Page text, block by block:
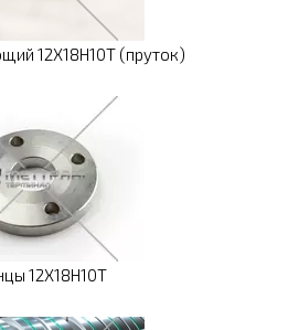
12Х18Н10Т (пруток)
12Х18Н10Т